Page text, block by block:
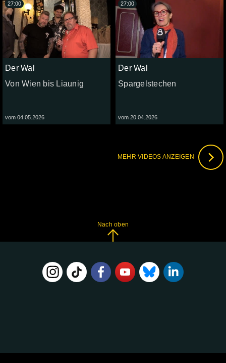
Der Wal
Von Wien bis Liaunig
vom 04.05.2026
27:00
Der Wal
Spargelstechen
vom 20.04.2026
27:00
MEHR VIDEOS ANZEIGEN
Nach oben